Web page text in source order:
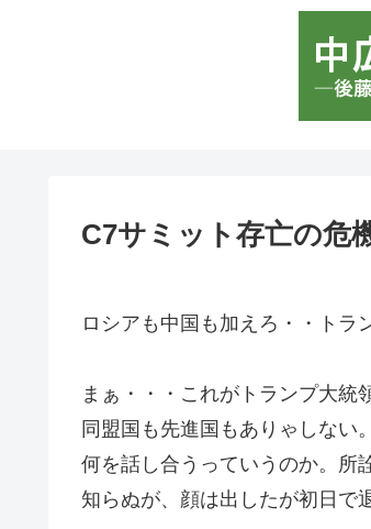
C7サミット存亡の危
ロシアも中国も加えろ・・トラ
まぁ・・・これがトランプ大統
同盟国も先進国もありゃしない
何を話し合うっていうのか。所
知らぬが、顔は出したが初日で